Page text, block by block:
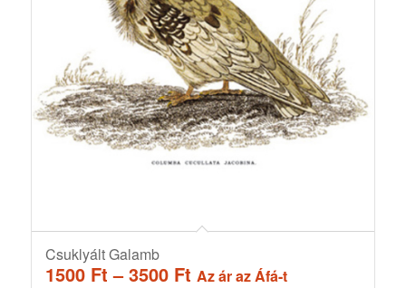
Csuklyált Galamb
1500 Ft – 3500 FtÁrtartomány:
Az ár az Áfá-t